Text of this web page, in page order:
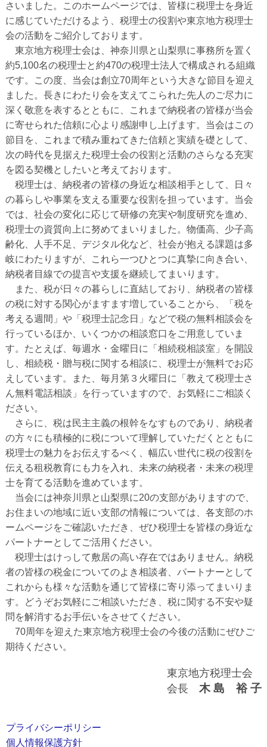
さいました。このホームページでは、皆様に税理士を身近
に感じていただけるよう、税理士の役割や東京地方税理士
会の活動をご紹介しております。
東京地方税理士会は、神奈川県と山梨県に事務所を置く
約5,100名の税理士と約470の税理士法人で構成される組織
です。この度、当会は創立70周年という大きな節目を迎え
ました。長きにわたり会を支えてこられた先人のご尽力に
深く敬意を表するとともに、これまで納税者の皆様が当会
に寄せられた信頼に心より感謝申し上げます。当会はこの
節目を、これまで積み重ねてきた信頼と実績を礎として、
次の時代を見据えた税理士会の役割と活動のさらなる充実
を図る契機としたいと考えております。
税理士は、納税者の皆様の身近な相談相手として、日々
の暮らしや事業を支える重要な役割を担っています。当会
では、社会の変化に応じて研修の充実や制度研究を進め、
税理士の資質向上に努めてまいりました。物価高、少子高
齢化、人手不足、デジタル化など、社会が抱える課題は多
岐にわたりますが、これら一つひとつに真摯に向き合い、
納税者目線での提言や支援を継続してまいります。
また、税が日々の暮らしに直結しており、納税者の皆様
の税に対する関心がますます増していることから、「税を
考える週間」や「税理士記念日」などで税の無料相談会を
行っているほか、いくつかの相談窓口をご用意していま
す。たとえば、毎週水・金曜日に「相続税相談室」を開設
し、相続税・贈与税に関する相談に、税理士が無料でお応
えしています。また、毎月第３火曜日に「教えて税理士さ
ん無料電話相談」を行っていますので、お気軽にご相談く
ださい。
さらに、税は民主主義の根幹をなすものであり、納税者
の方々にも積極的に税について理解していただくとともに
税理士の魅力をお伝えするべく、幅広い世代に税の役割を
伝える租税教育にも力を入れ、未来の納税者・未来の税理
士を育てる活動を進めています。
当会には神奈川県と山梨県に20の支部がありますので、
お住まいの地域に近い支部の情報については、各支部のホ
ームページをご確認いただき、ぜひ税理士を皆様の身近な
パートナーとしてご活用ください。
税理士はけっして敷居の高い存在ではありません。納税
者の皆様の税金についてのよき相談者、パートナーとして
これからも様々な活動を通じて皆様に寄り添ってまいりま
す。どうぞお気軽にご相談いただき、税に関する不安や疑
問を解消するお手伝いをさせてください。
70周年を迎えた東京地方税理士会の今後の活動にぜひご
期待ください。
東京地方税理士会
会長木 島 裕 子
プライバシーポリシー
個人情報保護方針